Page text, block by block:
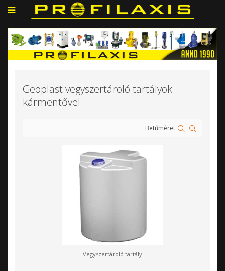
Geoplast vegyszertároló tartályok
kármentővel
Betűméret
Vegyszertároló tartály